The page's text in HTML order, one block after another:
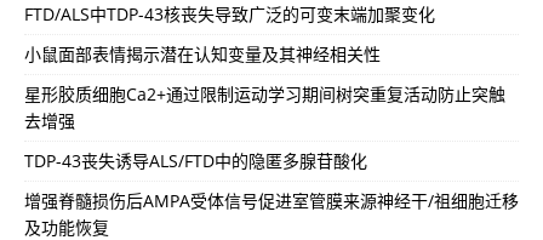
FTD/ALS中TDP-43核丧失导致广泛的可变末端加聚变化
小鼠面部表情揭示潜在认知变量及其神经相关性
星形胶质细胞Ca2+通过限制运动学习期间树突重复活动防止突触
去增强
TDP-43丧失诱导ALS/FTD中的隐匿多腺苷酸化
增强脊髓损伤后AMPA受体信号促进室管膜来源神经干/祖细胞迁移
及功能恢复